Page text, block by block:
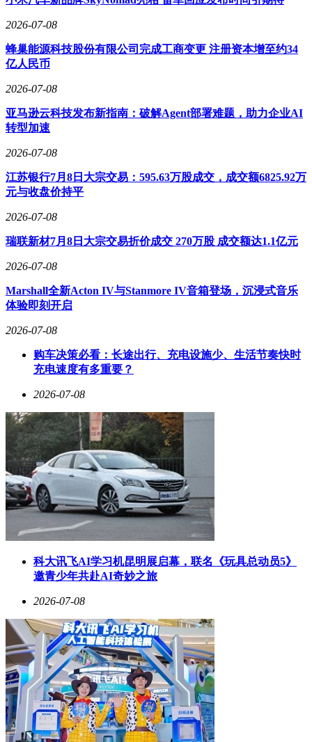
2026-07-08
蜂巢能源科技股份有限公司完成工商变更 注册资本增至约34
亿人民币
2026-07-08
亚马逊云科技发布新指南：破解Agent部署难题，助力企业AI
转型加速
2026-07-08
江苏银行7月8日大宗交易：595.63万股成交，成交额6825.92万
元与收盘价持平
2026-07-08
瑞联新材7月8日大宗交易折价成交 270万股 成交额达1.1亿元
2026-07-08
Marshall全新Acton IV与Stanmore IV音箱登场，沉浸式音乐
体验即刻开启
2026-07-08
购车决策必看：长途出行、充电设施少、生活节奏快时
充电速度有多重要？
2026-07-08
科大讯飞AI学习机昆明展启幕，联名《玩具总动员5》
邀青少年共赴AI奇妙之旅
2026-07-08